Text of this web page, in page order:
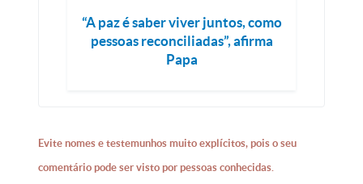
“A paz é saber viver juntos, como
pessoas reconciliadas”, afirma
Papa
Evite nomes e testemunhos muito explícitos, pois o seu
comentário pode ser visto por pessoas conhecidas.